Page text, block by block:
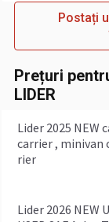
Postați
Prețuri
LIDER
Lider 2025 NEW
carrier , minivan
rier
Lider 2026 NEW